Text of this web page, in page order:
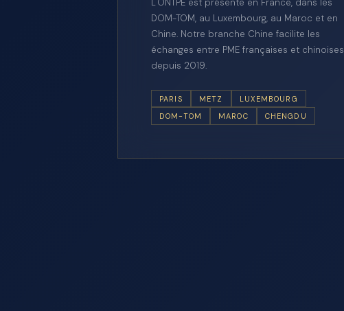
DOM-TOM, au Luxembourg, au Maroc et en
Chine. Notre branche Chine facilite les
échanges entre PME françaises et chinoises
depuis 2019.
PARIS METZ
LUXEMBOURG
DOM-TOM
MAROC CHENGDU